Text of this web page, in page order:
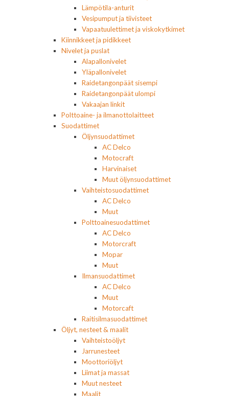
Lämpötila-anturit
Vesipumput ja tiivisteet
Vapaatuulettimet ja viskokytkimet
Kiinnikkeet ja pidikkeet
Nivelet ja puslat
Alapallonivelet
Yläpallonivelet
Raidetangonpäät sisempi
Raidetangonpäät ulompi
Vakaajan linkit
Polttoaine- ja ilmanottolaitteet
Suodattimet
Öljynsuodattimet
AC Delco
Motocraft
Harvinaiset
Muut öljynsuodattimet
Vaihteistosuodattimet
AC Delco
Muut
Polttoainesuodattimet
AC Delco
Motorcraft
Mopar
Muut
Ilmansuodattimet
AC Delco
Muut
Motorcaft
Raitisilmasuodattimet
Öljyt, nesteet & maalit
Vaihteistoöljyt
Jarrunesteet
Moottoriöljyt
Liimat ja massat
Muut nesteet
Maalit